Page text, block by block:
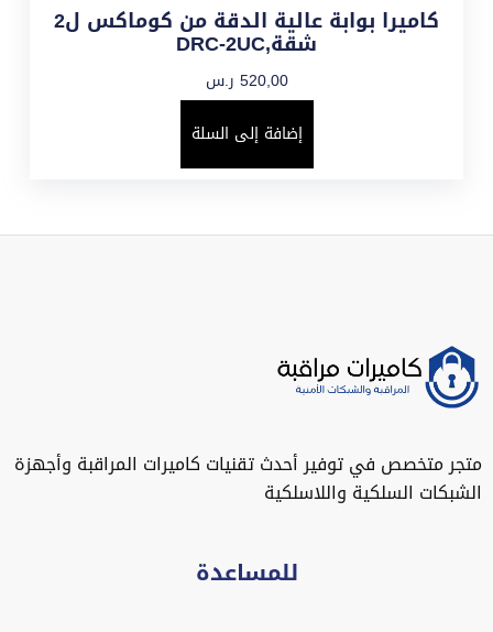
كاميرا بوابة عالية الدقة من كوماكس ل2
شقة,DRC-2UC
520,00 ر.س
إضافة إلى السلة
متجر متخصص في توفير أحدث تقنيات كاميرات المراقبة وأجهزة
الشبكات السلكية واللاسلكية
للمساعدة